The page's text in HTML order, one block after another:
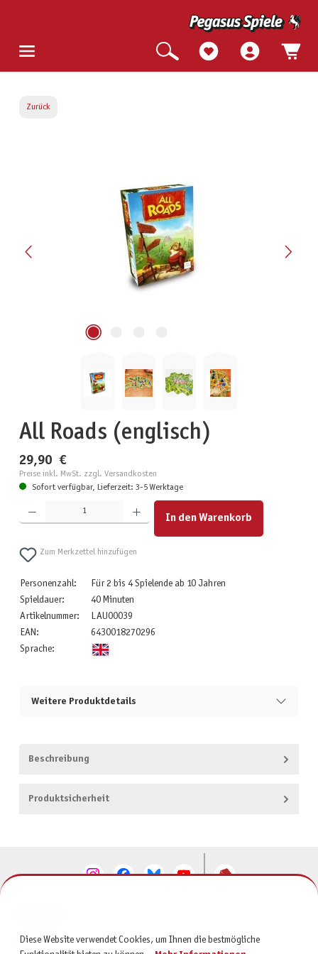
Zurück
All Roads (englisch)
29,90 €
Preise inkl. MwSt. zzgl. Versandkosten
Sofort verfügbar, Lieferzeit: 3-5 Werktage
Produkt Anzahl: Gib den gewünschten Wert ein oder benutze die Schaltflächen um die Anzahl zu
In den Warenkorb
Zum Merkzettel hinzufügen
Personenzahl:
Für 2 bis 4 Spielende ab 10 Jahren
Spieldauer:
40 Minuten
Artikelnummer:
LAU00039
EAN:
6430018270296
Sprache:
Weitere Produktdetails
Beschreibung
Produktsicherheit
SERVICE
Diese Website verwendet Cookies, um Ihnen die bestmögliche